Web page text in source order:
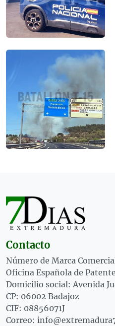
Contacto
Número de Marca
Oficina Española de
Domicilio social: Avenida
CP: 06002 Badajoz
CIF: 08856071J
Correo: